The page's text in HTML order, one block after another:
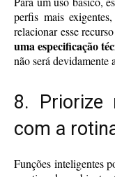
perfis mais
relacionar esse
uma especificação
não será devidamente
8. Priorize
com a
Funções inteligentes